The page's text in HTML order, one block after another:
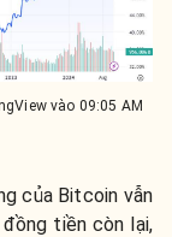
vào 09:05 AM
của Bitcoin vẫn
tiền còn lại,